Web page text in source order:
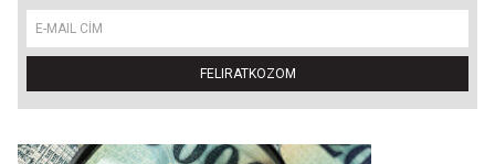
FELIRATKOZOM